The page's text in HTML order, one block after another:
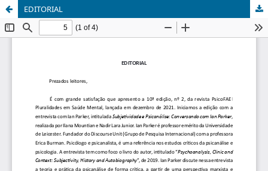
EDITORIAL